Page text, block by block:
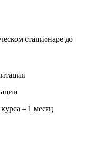
стационаре до
– 1 месяц